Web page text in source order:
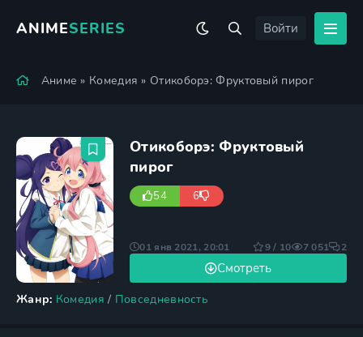
ANIMESERIES Войти
Аниме » Комедия » Отикоборэ: Фруктовый пирог
Отикоборэ: Фруктовый
пирог
54 6
Жанр: Комедия / Повседневность
Смотреть
01 янв 2021, 20:01 9 / 10 7 051 2